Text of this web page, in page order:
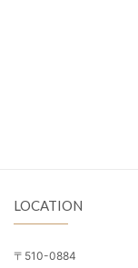
LOCATION
〒510-0884